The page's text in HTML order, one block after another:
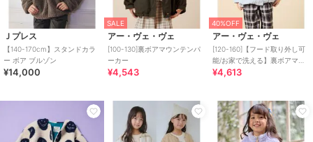
Ｊプレス
【140-170cm】スタンドカラ
ー ボア ブルゾン
¥14,000
SALE
アー・ヴェ・ヴェ
[100-130]裏ボアマウンテンパ
ーカー
¥4,543
40%OFF
アー・ヴェ・ヴェ
[120-160]【フード取り外し可
能/お家で洗える】裏ボアマウ
ンテンパーカー
¥4,613